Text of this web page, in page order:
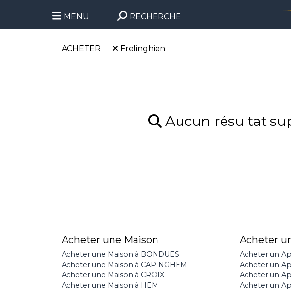
MENU RECHERCHE
ACHETER Frelinghien
Aucun résultat
Acheter une Maison
Acheter une Maison à BONDUES
Acheter une Maison à CAPINGHEM
Acheter une Maison à CROIX
Acheter une Maison à HEM
Acheter
Acheter un
Acheter un
Acheter un
Acheter un